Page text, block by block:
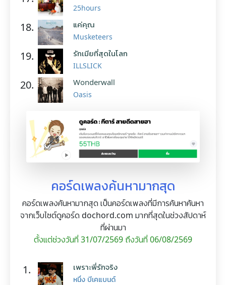
25hours
18. แค่คุณ
Musketeers
19. รักเมียที่สุดในโลก
ILLSLICK
20. Wonderwall
Oasis
คอร์ดเพลงค้นหามากสุด
คอร์ดเพลงค้นหามากสุด เป็นคอร์ดเพลงที่มีการค้นหาค้นหา
จากเว็บไซต์ดูคอร์ด dochord.com มากที่สุดในช่วงสัปดาห์
ที่ผ่านมา
ตั้งแต่ช่วงวันที่ 31/07/2569 ถึงวันที่ 06/08/2569
1. เพราะพี่รักจริง
หนึ่ง บีเคแบนด์